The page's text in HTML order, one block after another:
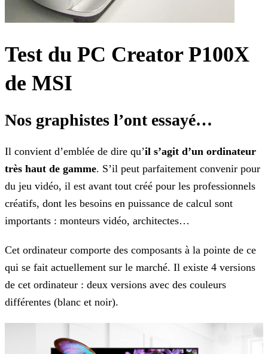
Test du PC Creator P100X
de MSI
Nos graphistes l’ont essayé…
Il convient d’emblée de dire qu’il s’agit d’un ordinateur
très haut de gamme. S’il peut parfaitement convenir pour
du jeu vidéo, il est avant tout créé pour les professionnels
créatifs, dont les besoins en puissance de calcul sont
importants : monteurs vidéo, architectes…
Cet ordinateur comporte des composants à la pointe de ce
qui se fait actuellement sur le marché. Il existe 4 versions
de cet ordinateur : deux versions avec des couleurs
différentes (blanc et noir).